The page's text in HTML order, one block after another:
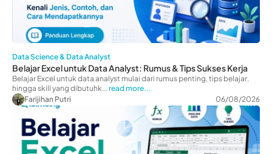
Data Science & Data Analyst
Belajar Excel untuk Data Analyst: Rumus & Tips Sukses Kerja
Belajar Excel untuk data analyst mulai dari rumus penting, tips belajar,
hingga skill yang dibutuhk...read more...
Farijihan Putri
06/08/2026